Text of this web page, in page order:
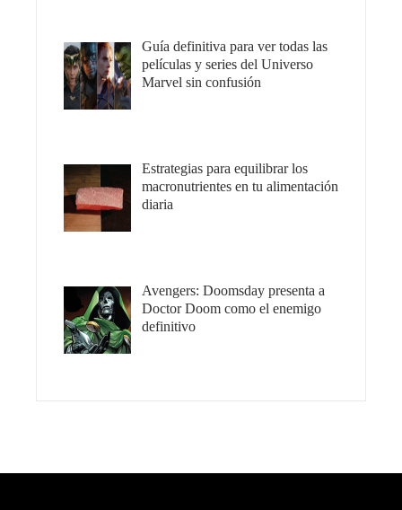
Guía definitiva para ver todas las
películas y series del Universo
Marvel sin confusión
Estrategias para equilibrar los
macronutrientes en tu alimentación
diaria
Avengers: Doomsday presenta a
Doctor Doom como el enemigo
definitivo